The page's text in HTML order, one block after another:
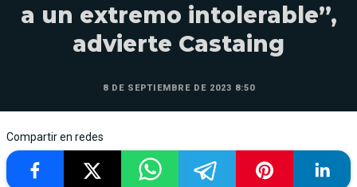
a un extremo intolerable”,
advierte Castaing
8 DE SEPTIEMBRE DE 2023 8:50
Compartir en redes